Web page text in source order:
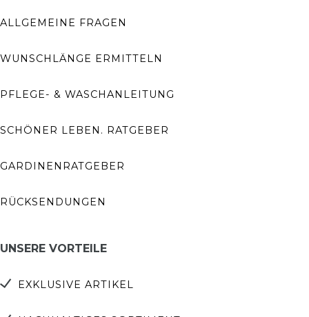
ALLGEMEINE FRAGEN
WUNSCHLÄNGE ERMITTELN
PFLEGE- & WASCHANLEITUNG
SCHÖNER LEBEN. RATGEBER
GARDINENRATGEBER
RÜCKSENDUNGEN
UNSERE VORTEILE
EXKLUSIVE ARTIKEL